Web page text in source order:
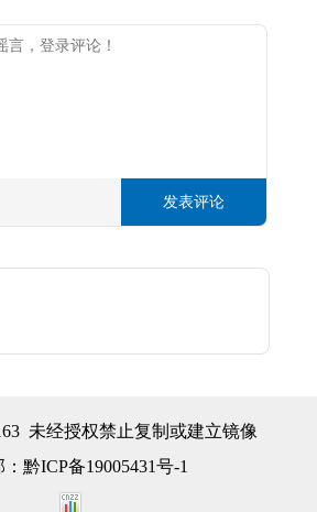
发表评论
未经授权禁止复制或建立镜像
黔ICP备19005431号-1